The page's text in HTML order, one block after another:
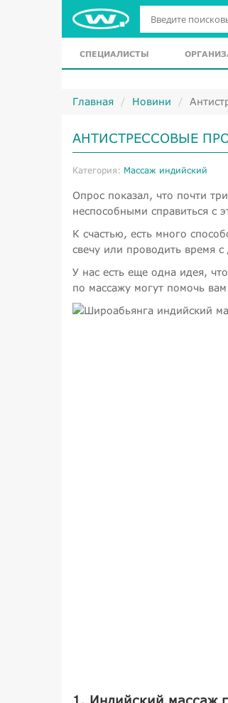
СПЕЦИАЛИСТЫ
Главная Новини
АНТИСТРЕССОВЫЕ
Категория: Массаж индийский
Опрос показал, что почти
неспособными справиться с
К счастью, есть много
свечу или проводить время с
У нас есть еще одна идея,
по массажу могут помочь